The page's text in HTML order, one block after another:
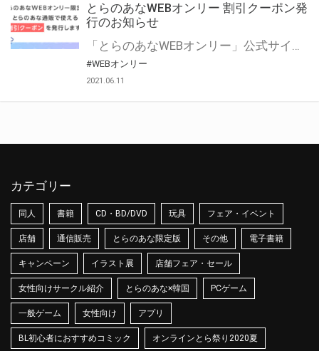
とらのあなWEBオンリー 割引クーポン発
行のお知らせ
「とらのあなWEBオンリー」公式サイトでとらのあな通販の「割引クーポン」を配布中！ イベントごとに開催当日限定で使える割引クーポンのシリアルコードを発行します。 とらのあなWEBオンリーのページをチェックして、イベント当日にお得にお買い物を楽しみましょう♪ ※本キャンペーンは予告なく終了する場合がございます。 とらのあなWEBオンリーサイトはこちら
#WEBオンリー
2021.06.11
カテゴリー
同人 書籍 CD・BD/DVD 玩具 フェア・イベント
店舗 通信販売 とらのあな限定版 その他 電子書籍
キャンペーン イラスト展 店舗フェア・セール
女性向けサークル紹介 とらのあな×韓国 PCゲーム
一般ゲーム 女性向け アプリ
BL初心者におすすめコミック オンラインとら祭り2020夏